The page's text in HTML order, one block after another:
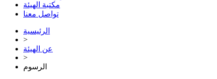
مكتبة الهيئة
تواصل معنا
الرئيسية
>
عن الهيئة
>
الرسوم